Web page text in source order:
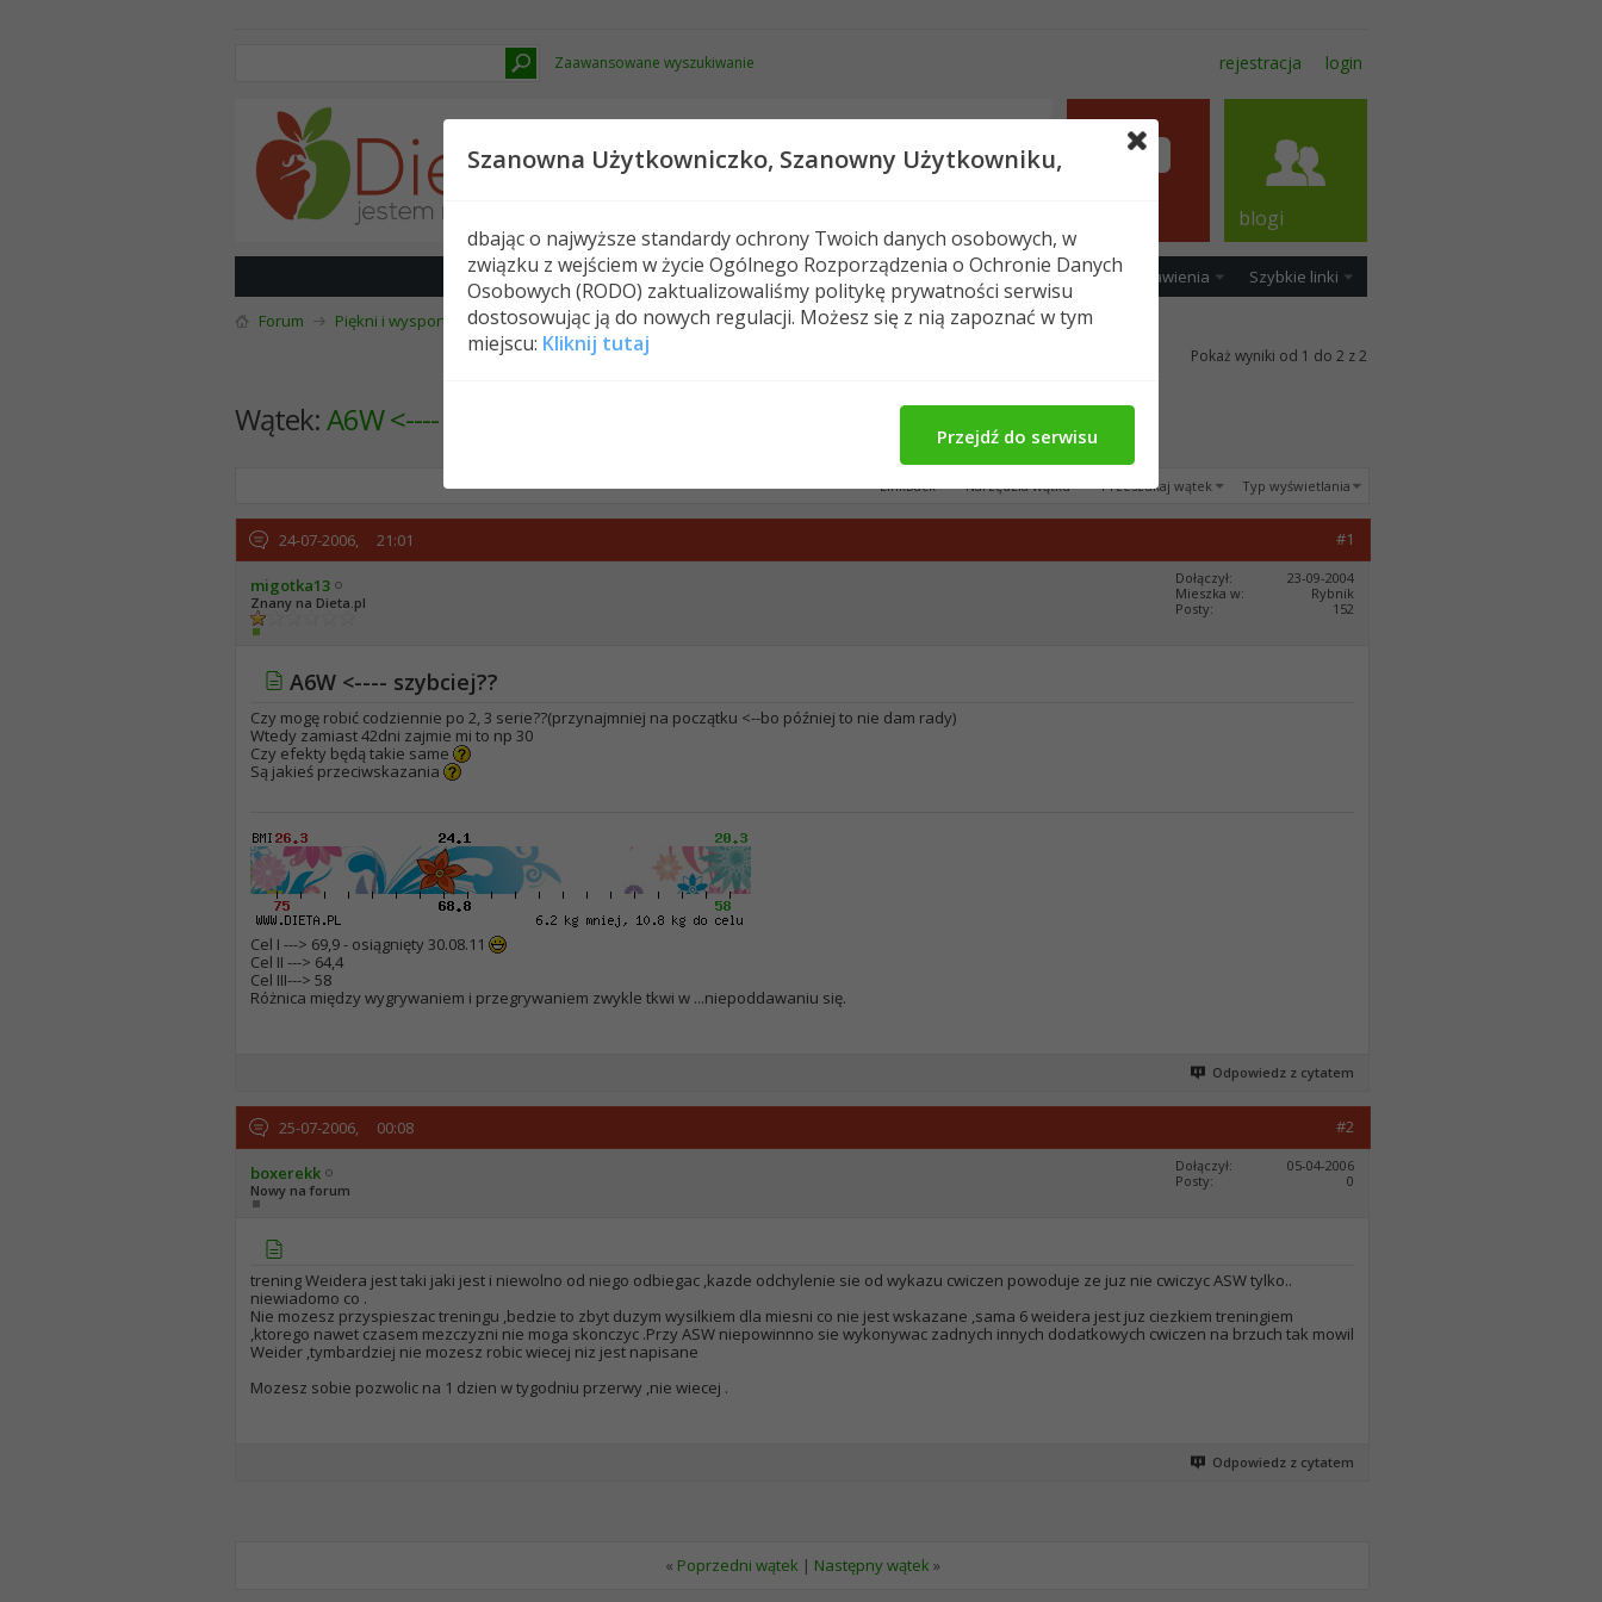
Zaawansowane wyszukiwanie rejestracja login
Nowe posty FAQ Kalendarz Spełeczność Ustawienia Szybkie linki
blogi
Forum Piękni i wysportowani Kultura fizyczna A6W <---- szybciej??
Pokaż wyniki od 1 do 2 z 2
Wątek:A6W <---- szybciej??
LinkBack Narzędzia wątku Przeszukaj wątek Typ wyświetlania
24-07-2006, 21:01 #1
migotka13
Znany na Dieta.pl
Dołączył
23-09-2004
Mieszka w
Rybnik
Posty
152
A6W <---- szybciej??
Czy mogę robić codziennie po 2, 3 serie??(przynajmniej na początku <--bo później to nie dam rady)
Wtedy zamiast 42dni zajmie mi to np 30
Czy efekty będą takie same
Są jakieś przeciwskazania
Cel I ---> 69,9 - osiągnięty 30.08.11
Cel II ---> 64,4
Cel III---> 58
Różnica między wygrywaniem i przegrywaniem zwykle tkwi w ...niepoddawaniu się.
Odpowiedz z cytatem
25-07-2006, 00:08 #2
boxerekk
Nowy na forum
Dołączył
05-04-2006
Posty
0
trening Weidera jest taki jaki jest i niewolno od niego odbiegac ,kazde odchylenie sie od wykazu cwiczen powoduje ze juz nie cwiczyc ASW tylko..
niewiadomo co .
Nie mozesz przyspieszac treningu ,bedzie to zbyt duzym wysilkiem dla miesni co nie jest wskazane ,sama 6 weidera jest juz ciezkiem treningiem
,ktorego nawet czasem mezczyzni nie moga skonczyc .Przy ASW niepowinnno sie wykonywac zadnych innych dodatkowych cwiczen na brzuch tak mowil
Weider ,tymbardziej nie mozesz robic wiecej niz jest napisane
Mozesz sobie pozwolic na 1 dzien w tygodniu przerwy ,nie wiecej .
Odpowiedz z cytatem
« Poprzedni wątek | Następny wątek »
Szanowna Użytkowniczko, Szanowny Użytkowniku,
dbając o najwyższe standardy ochrony Twoich danych osobowych, w
związku z wejściem w życie Ogólnego Rozporządzenia o Ochronie Danych
Osobowych (RODO) zaktualizowaliśmy politykę prywatności serwisu
dostosowując ją do nowych regulacji. Możesz się z nią zapoznać w tym
miejscu: Kliknij tutaj
Przejdź do serwisu